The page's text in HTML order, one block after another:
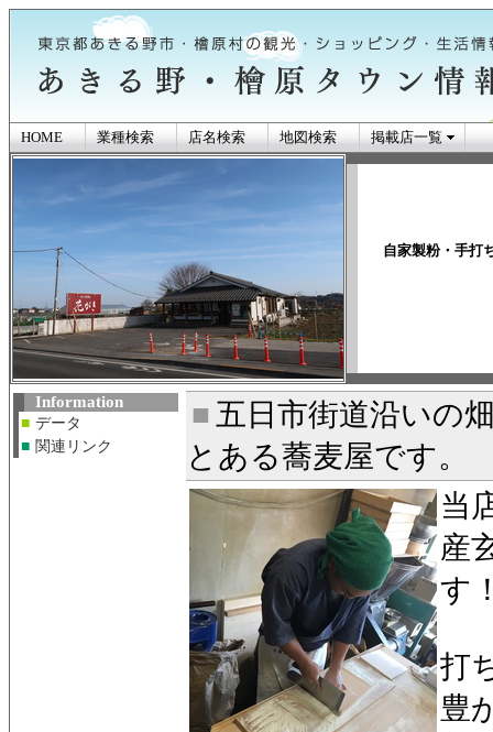
あきる野市・檜
ン情報
HOME 業種検索 店名検索 地図検索 掲載店一覧
自家製粉・手打
Information
■ データ
■ 関連リンク
■ 五日市街道沿いの
とある蕎麦屋です。
当
産
す
打
豊